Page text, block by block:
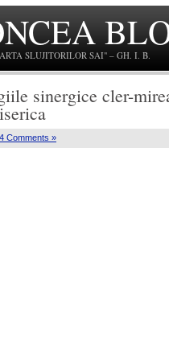
SLUJITORILOR SAI" – GH. I. B.
sinergice cler-
4 Comments »